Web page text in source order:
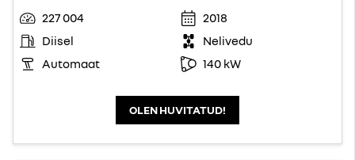
227 004
2018
Diisel
Nelivedu
Automaat
140 kW
OLEN HUVITATUD!